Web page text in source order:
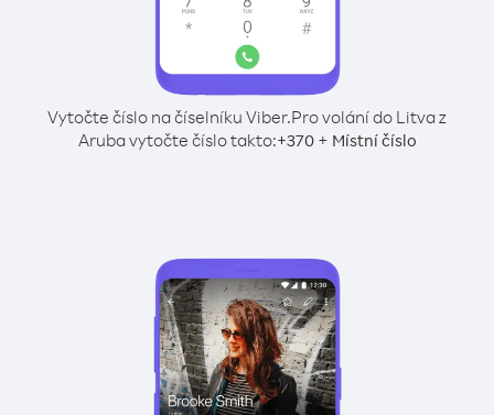
Vytočte číslo na číselníku Viber.Pro volání do Litva z
Aruba vytočte číslo takto:+370+ Místní číslo